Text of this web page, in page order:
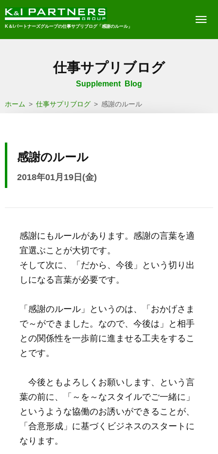
K＆Iパートナーズグループの仕事サプリブログ「感謝のルール」
仕事サプリブログ
Supplement Blog
ホーム > 仕事サプリブログ > 感謝のルール
感謝のルール
2018年01月19日(金)
感謝にもルールがあります。感謝の言葉を適
宜選ぶことが大切です。
そして次に、「だから、今後」という切り出
しになる言葉が必要です。
「感謝のルール」というのは、「おかげさま
で～ができました。なので、今後は」と相手
との関係性を一歩前に進ませる工夫をするこ
とです。
今後ともよろしくお願いします、という言
葉の前に、「～を～なスタイルでご一緒に」
というような協働のお誘いができることが、
「合意形成」に基づくビジネスのスタートに
なります。